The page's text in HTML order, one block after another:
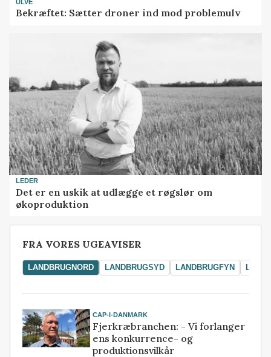
ULVE
Bekræftet: Sætter droner ind mod problemulv
LEDER
Det er en uskik at udlægge et røgslør om
økoproduktion
FRA VORES UGEAVISER
LANDBRUGNORD LANDBRUGSYD LANDBRUGFYN
CAP-I-DANMARK
Fjerkræbranchen: - Vi forlanger
ens konkurrence- og
produktionsvilkår